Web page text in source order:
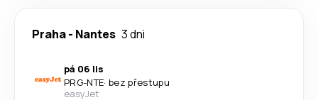
Praha- Nantes 3 dni
pá 06 lis
PRG-NTE· bez přestupu
easyJet